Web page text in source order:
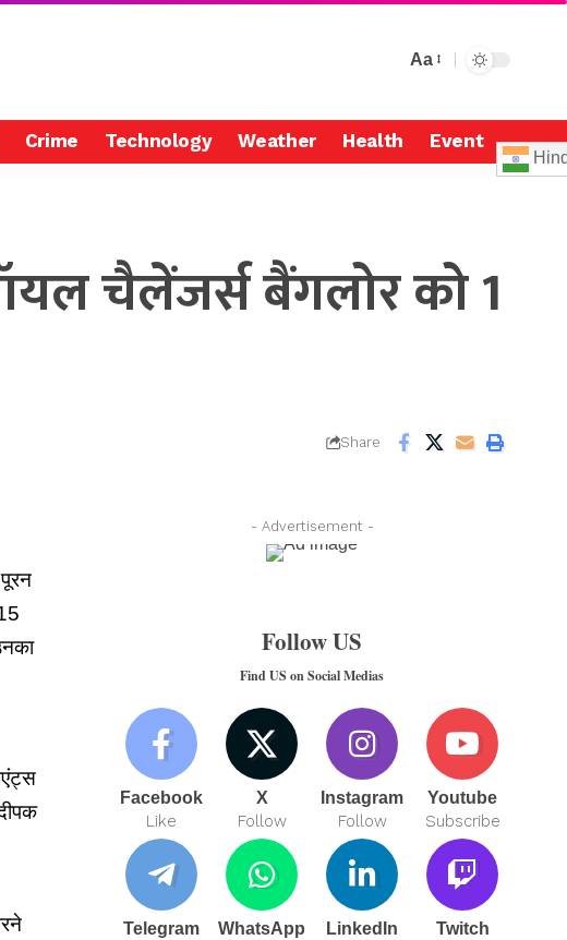
Aa
Crime Technology Weather Health Event
चैलेंजर्स बैंगलोर को 1
Share
- Advertisement -
Follow US
Find US on Social Medias
Facebook
Like
X
Follow
Instagram
Follow
Youtube
Subscribe
Telegram WhatsApp LinkedIn Twitch